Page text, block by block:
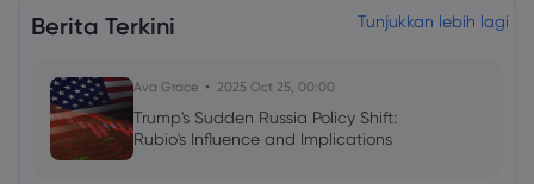
Berita Terkini Tunjukkan lebih lagi
Ava Grace 2025 Oct 25, 00:00
Trump's Sudden Russia Policy Shift:
Rubio's Influence and Implications